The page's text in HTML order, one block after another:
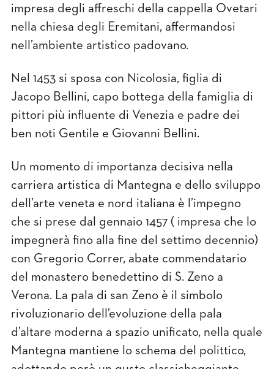
impresa degli affreschi della cappella Ovetari
nella chiesa degli Eremitani, affermandosi
nell’ambiente artistico padovano.
Nel 1453 si sposa con Nicolosia, ﬁglia di
Jacopo Bellini, capo bottega della famiglia di
pittori più inﬂuente di Venezia e padre dei
ben noti Gentile e Giovanni Bellini.
Un momento di importanza decisiva nella
carriera artistica di Mantegna e dello sviluppo
dell’arte veneta e nord italiana è l’impegno
che si prese dal gennaio 1457 ( impresa che lo
impegnerà ﬁno alla ﬁne del settimo decennio)
con Gregorio Correr, abate commendatario
del monastero benedettino di S. Zeno a
Verona. La pala di san Zeno è il simbolo
rivoluzionario dell’evoluzione della pala
d’altare moderna a spazio uniﬁcato, nella quale
Mantegna mantiene lo schema del polittico,